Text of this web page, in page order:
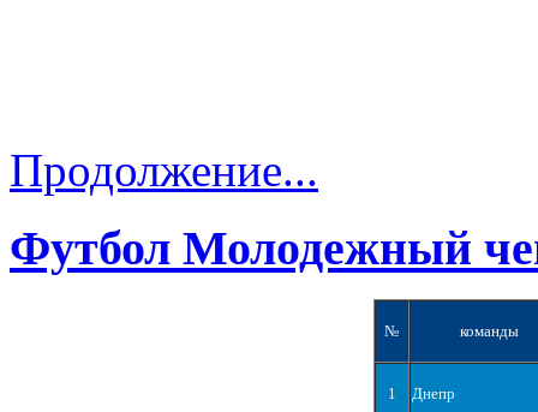
Продолжение...
Футбол Молодежный
№ команды
1 Днепр